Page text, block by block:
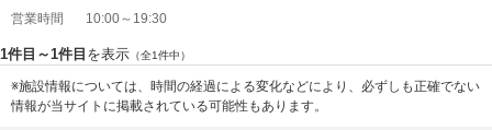
営業時間 10:00～19:30
1件目～1件目 を表示 （全1件中）
※施設情報については、時間の経過による変化などにより、必ずしも正確でない
情報が当サイトに掲載されている可能性もあります。